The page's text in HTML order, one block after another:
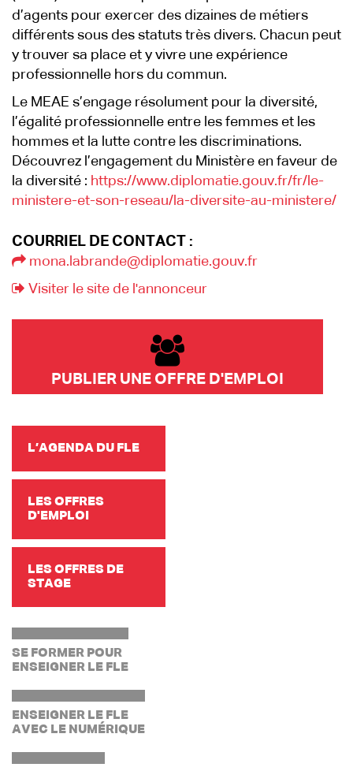
d’agents pour exercer des dizaines de métiers
différents sous des statuts très divers. Chacun peut
y trouver sa place et y vivre une expérience
professionnelle hors du commun.
Le MEAE s’engage résolument pour la diversité,
l’égalité professionnelle entre les femmes et les
hommes et la lutte contre les discriminations.
Découvrez l’engagement du Ministère en faveur de
la diversité : https://www.diplomatie.gouv.fr/fr/le-
ministere-et-son-reseau/la-diversite-au-ministere/
COURRIEL DE CONTACT :
mona.labrande@diplomatie.gouv.fr
Visiter le site de l'annonceur
PUBLIER UNE OFFRE D'EMPLOI
L’AGENDA DU FLE
LES OFFRES
D'EMPLOI
LES OFFRES DE
STAGE
SE FORMER POUR
ENSEIGNER LE FLE
ENSEIGNER LE FLE
AVEC LE NUMÉRIQUE